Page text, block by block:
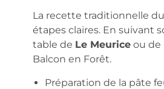
La recette traditionnelle du
étapes claires. En suivant
table de Le Meuriceou de
Balcon en Forêt.
Préparation de la pâte